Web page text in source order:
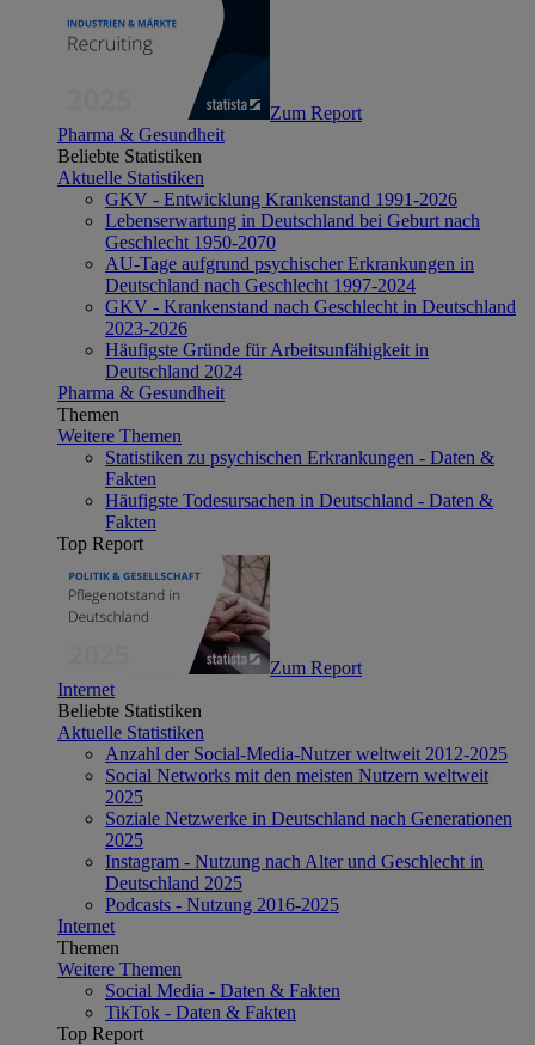
Zum Report
Pharma & Gesundheit
Beliebte Statistiken
Aktuelle Statistiken
GKV - Entwicklung Krankenstand 1991-2026
Lebenserwartung in Deutschland bei Geburt nach
Geschlecht 1950-2070
AU-Tage aufgrund psychischer Erkrankungen in
Deutschland nach Geschlecht 1997-2024
GKV - Krankenstand nach Geschlecht in Deutschland
2023-2026
Häufigste Gründe für Arbeitsunfähigkeit in
Deutschland 2024
Pharma & Gesundheit
Themen
Weitere Themen
Statistiken zu psychischen Erkrankungen - Daten &
Fakten
Häufigste Todesursachen in Deutschland - Daten &
Fakten
Top Report
Zum Report
Internet
Beliebte Statistiken
Aktuelle Statistiken
Anzahl der Social-Media-Nutzer weltweit 2012-2025
Social Networks mit den meisten Nutzern weltweit
2025
Soziale Netzwerke in Deutschland nach Generationen
2025
Instagram - Nutzung nach Alter und Geschlecht in
Deutschland 2025
Podcasts - Nutzung 2016-2025
Internet
Themen
Weitere Themen
Social Media - Daten & Fakten
TikTok - Daten & Fakten
Top Report